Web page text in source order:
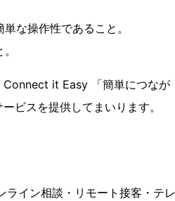
な操作性であること。
Connect it Easy 「簡単につなが
ビスを提供してまいります。
イン相談・リモート接客・テレ